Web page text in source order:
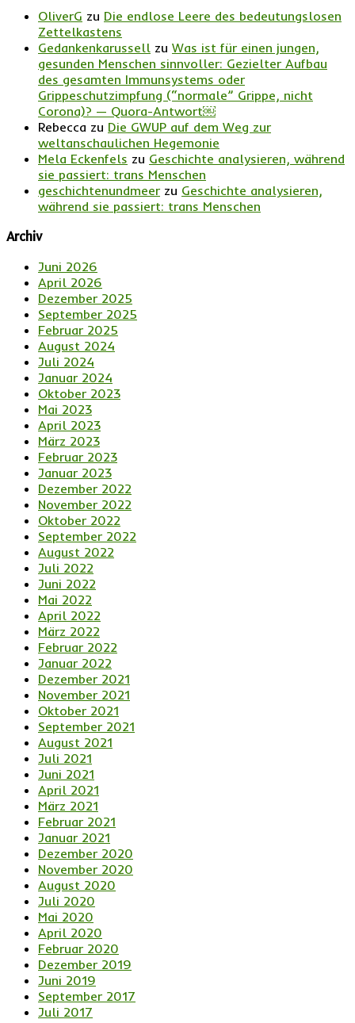
OliverG zu Die endlose Leere des bedeutungslosen
Zettelkastens
Gedankenkarussell zu Was ist für einen jungen,
gesunden Menschen sinnvoller: Gezielter Aufbau
des gesamten Immunsystems oder
Grippeschutzimpfung (“normale” Grippe, nicht
Corona)? — Quora-Antwort￼
Rebecca zu Die GWUP auf dem Weg zur
weltanschaulichen Hegemonie
Mela Eckenfels zu Geschichte analysieren, während
sie passiert: trans Menschen
geschichtenundmeer zu Geschichte analysieren,
während sie passiert: trans Menschen
Archiv
Juni 2026
April 2026
Dezember 2025
September 2025
Februar 2025
August 2024
Juli 2024
Januar 2024
Oktober 2023
Mai 2023
April 2023
März 2023
Februar 2023
Januar 2023
Dezember 2022
November 2022
Oktober 2022
September 2022
August 2022
Juli 2022
Juni 2022
Mai 2022
April 2022
März 2022
Februar 2022
Januar 2022
Dezember 2021
November 2021
Oktober 2021
September 2021
August 2021
Juli 2021
Juni 2021
April 2021
März 2021
Februar 2021
Januar 2021
Dezember 2020
November 2020
August 2020
Juli 2020
Mai 2020
April 2020
Februar 2020
Dezember 2019
Juni 2019
September 2017
Juli 2017